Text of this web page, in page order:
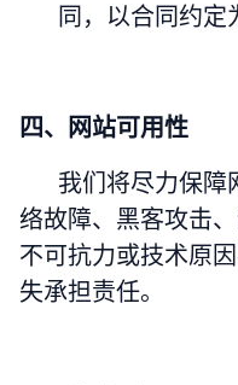
同，以合同约定
四、网站可用性
我们将尽力保障
络故障、黑客攻击
不可抗力或技术原
失承担责任。